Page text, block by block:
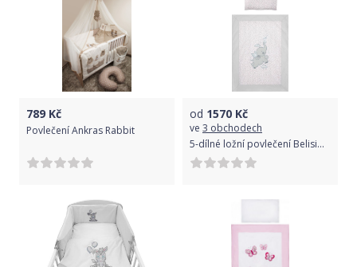
789 Kč
Povlečení Ankras Rabbit
od 1570 Kč
ve 3 obchodech
5-dílné ložní povlečení Belisima Friends Varianta: 100/135 - tyrkysová